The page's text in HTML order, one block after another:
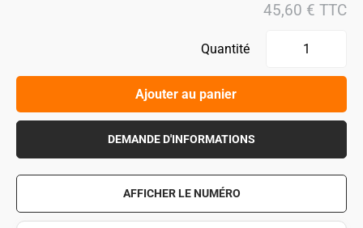
45,60 € TTC
Quantité
Ajouter au panier
DEMANDE D'INFORMATIONS
AFFICHER LE NUMÉRO